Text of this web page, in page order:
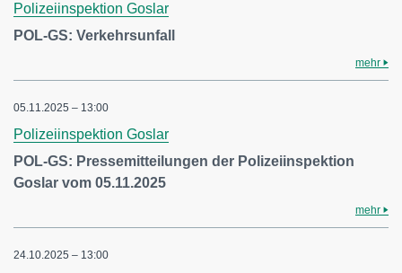
Polizeiinspektion Goslar
POL-GS: Verkehrsunfall
mehr
05.11.2025 – 13:00
Polizeiinspektion Goslar
POL-GS: Pressemitteilungen der Polizeiinspektion
Goslar vom 05.11.2025
mehr
24.10.2025 – 13:00